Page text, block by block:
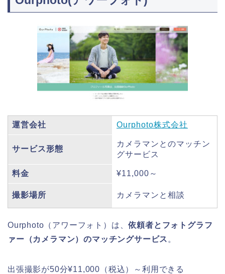
運営会社 Ourphoto株式会社
サービス形態
カメラマンとのマッチン
グサービス
料金 ¥11,000～
撮影場所 カメラマンと相談
Ourphoto（アワーフォト）は、依頼者とフォトグラフ
ァー（カメラマン）のマッチングサービス 。
出張撮影が50分¥11,000（税込）～利用できる